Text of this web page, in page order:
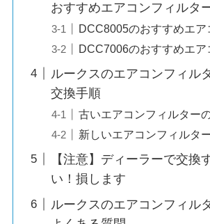
おすすめエアコンフィルタ
DCC8005のおすすめエア
DCC7006のおすすめエア
ルークスのエアコンフィル
交換手順
古いエアコンフィルター
新しいエアコンフィルタ
【注意】ディーラーで交
い！損します
ルークスのエアコンフィル